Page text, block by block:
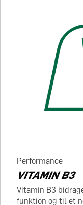
Performance
VITAMIN B3
Vitamin B3
funktion og til et